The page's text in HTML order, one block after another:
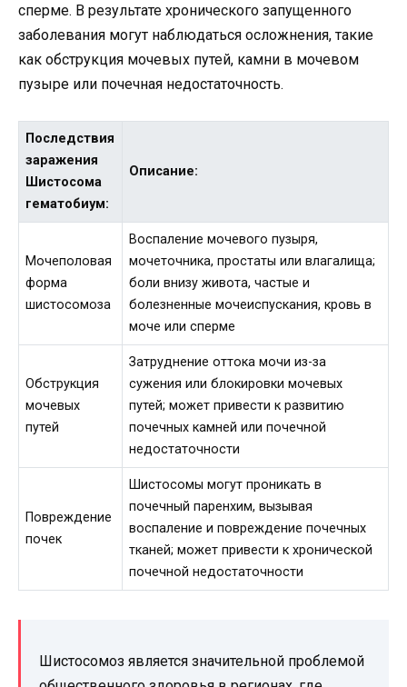
сперме. В результате хронического запущенного
заболевания могут наблюдаться осложнения, такие
как обструкция мочевых путей, камни в мочевом
пузыре или почечная недостаточность.
Последствия
заражения
Шистосома
гематобиум:
Описание:
Мочеполовая
форма
шистосомоза
Воспаление мочевого пузыря,
мочеточника, простаты или влагалища;
боли внизу живота, частые и
болезненные мочеиспускания, кровь в
моче или сперме
Обструкция
мочевых
путей
Затруднение оттока мочи из-за
сужения или блокировки мочевых
путей; может привести к развитию
почечных камней или почечной
недостаточности
Повреждение
почек
Шистосомы могут проникать в
почечный паренхим, вызывая
воспаление и повреждение почечных
тканей; может привести к хронической
почечной недостаточности
Шистосомоз является значительной проблемой